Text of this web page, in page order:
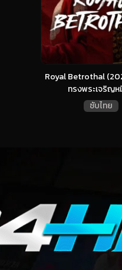
Royal Betrothal
ทรงพระเจริญ
ซับไทย